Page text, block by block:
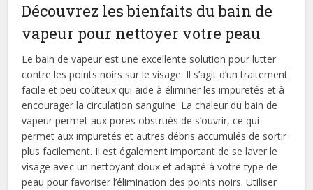
Découvrez les bienfaits du bain de
vapeur pour nettoyer votre peau
Le bain de vapeur est une excellente solution pour lutter
contre les points noirs sur le visage. Il s’agit d’un traitement
facile et peu coûteux qui aide à éliminer les impuretés et à
encourager la circulation sanguine. La chaleur du bain de
vapeur permet aux pores obstrués de s’ouvrir, ce qui
permet aux impuretés et autres débris accumulés de sortir
plus facilement. Il est également important de se laver le
visage avec un nettoyant doux et adapté à votre type de
peau pour favoriser l’élimination des points noirs. Utiliser